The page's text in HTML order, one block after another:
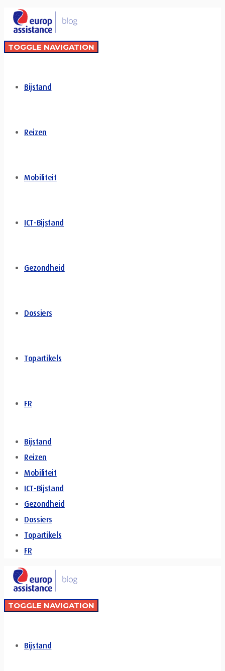
TOGGLE NAVIGATION
Bijstand
Reizen
Mobiliteit
ICT-Bijstand
Gezondheid
Dossiers
Topartikels
FR
Bijstand
Reizen
Mobiliteit
ICT-Bijstand
Gezondheid
Dossiers
Topartikels
FR
TOGGLE NAVIGATION
Bijstand